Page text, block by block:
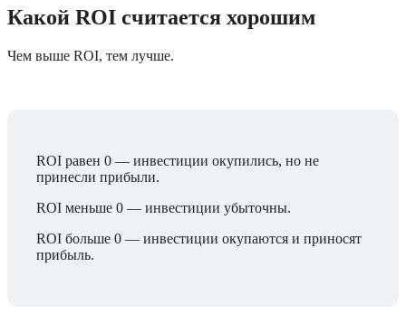
Какой ROI считается хорошим
Чем выше ROI, тем лучше.
ROI равен 0 — инвестиции окупились, но не
принесли прибыли.
ROI меньше 0 — инвестиции убыточны.
ROI больше 0 — инвестиции окупаются и приносят
прибыль.